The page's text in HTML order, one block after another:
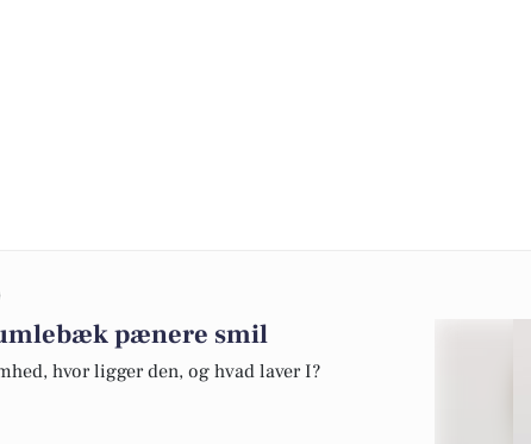
pænere smil
hvor ligger den, og hvad laver I?